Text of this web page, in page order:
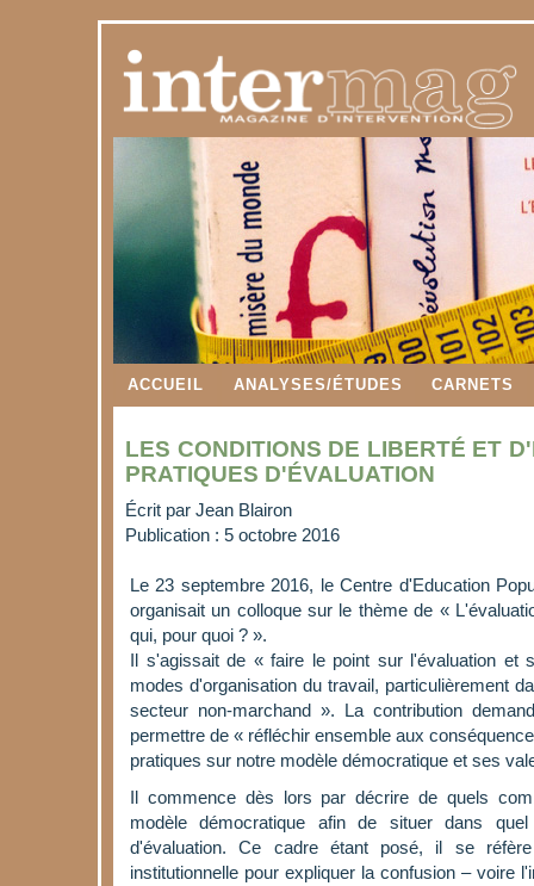
ACCUEIL ANALYSES/ÉTUDES CARNETS
LES CONDITIONS DE LIBERTÉ ET
PRATIQUES D'ÉVALUATION
Écrit par Jean Blairon
Publication : 5 octobre 2016
Le 23 septembre 2016, le Centre d'Education
organisait un colloque sur le thème de «
qui, pour quoi ? ».
Il s'agissait de « faire le point sur l'évaluation et
modes d'organisation du travail, particulièrement
secteur non-marchand ». La contribution
permettre de « réfléchir ensemble aux
pratiques sur notre modèle démocratique et ses
Il commence dès lors par décrire de quels
modèle démocratique afin de situer dans
d'évaluation. Ce cadre étant posé, il se
institutionnelle pour expliquer la confusion – voire